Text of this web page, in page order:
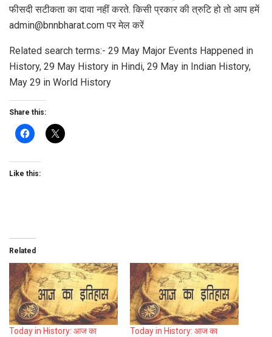
फीसदी सटीकता का दावा नहीं करते. किसी प्रकार की त्रुटि हो तो आप हमें
admin@bnnbharat.com पर मेल करें
Related search terms:- 29 May Major Events Happened in
History, 29 May History in Hindi, 29 May in Indian History,
May 29 in World History
Share this:
Like this:
Related
Today in History: आज का
Today in History: आज का